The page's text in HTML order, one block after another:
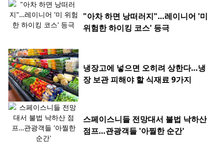
"아차 하면 낭떠러지"…레이니어 '미
위험한 하이킹 코스' 등극
냉장고에 넣으면 오히려 상한다…냉
장 보관 피해야 할 식재료 9가지
스페이스니들 전망대서 불법 낙하산
점프…관광객들 '아찔한 순간'